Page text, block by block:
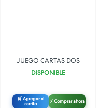
JUEGO CARTAS DOS
DISPONIBLE
🛒 Agregar al
carrito
⚡ Comprar ahora